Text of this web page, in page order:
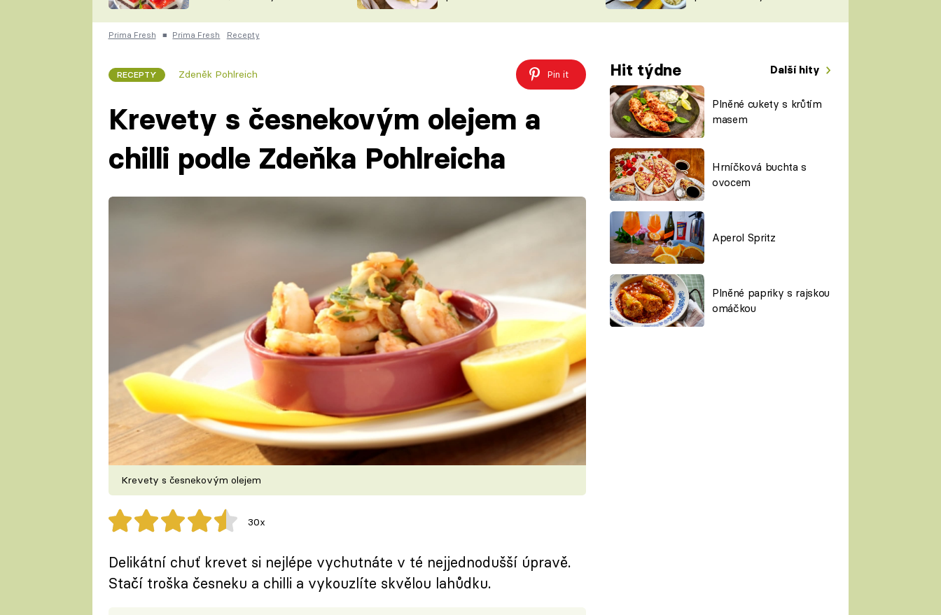
ČESKO NA TALÍŘI
KUCHAŘKA
VYCHYTÁVKY
ŠÉFREDAKTORKY
ČASOPIS
Prima Fresh ■ Prima Fresh Recepty
RECEPTY Zdeněk Pohlreich Pin it Hit týdne Další hity
Plněné cukety s krůtím
masem
Hrníčková buchta s
ovocem
Aperol Spritz
Plněné papriky s rajskou
omáčkou
Krevety s česnekovým olejem a
chilli podle Zdeňka Pohlreicha
Krevety s česnekovým olejem
30x
Delikátní chuť krevet si nejlépe vychutnáte v té nejjednodušší úpravě.
Stačí troška česneku a chilli a vykouzlíte skvělou lahůdku.